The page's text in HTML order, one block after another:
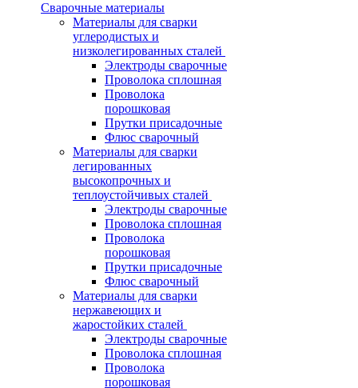
Сварочные материалы
Материалы для сварки
углеродистых и
низколегированных сталей
Электроды сварочные
Проволока сплошная
Проволока
порошковая
Прутки присадочные
Флюс сварочный
Материалы для сварки
легированных
высокопрочных и
теплоустойчивых сталей
Электроды сварочные
Проволока сплошная
Проволока
порошковая
Прутки присадочные
Флюс сварочный
Материалы для сварки
нержавеющих и
жаростойких сталей
Электроды сварочные
Проволока сплошная
Проволока
порошковая